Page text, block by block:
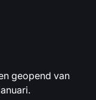
geopend van